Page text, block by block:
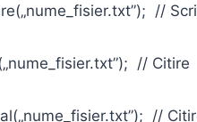
//
// Citire
//